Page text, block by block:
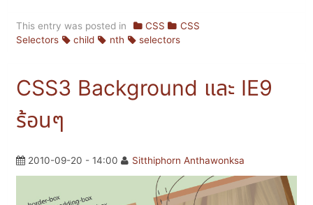
This entry was posted in CSS
CSS
Selectors
child nth selectors
CSS3 Background และ IE9
ร้อนๆ
2010-09-20 - 14:00 Sitthiphorn Anthawonksa